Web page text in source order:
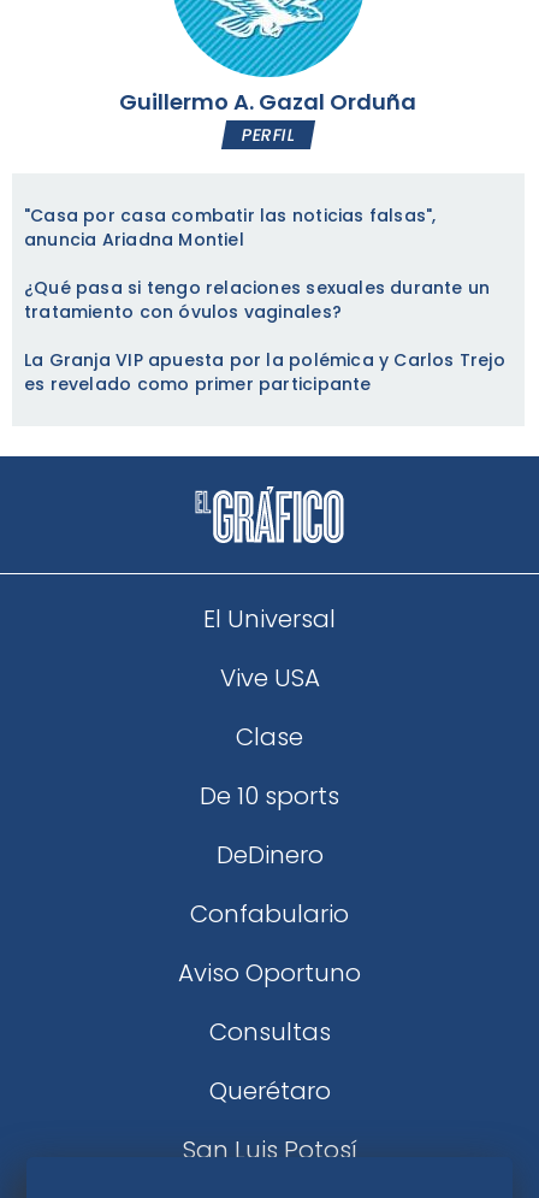
Guillermo A. Gazal Orduña
PERFIL
"Casa por casa combatir las noticias falsas",
anuncia Ariadna Montiel
¿Qué pasa si tengo relaciones sexuales durante un
tratamiento con óvulos vaginales?
La Granja VIP apuesta por la polémica y Carlos Trejo
es revelado como primer participante
El Universal
Vive USA
Clase
De 10 sports
DeDinero
Confabulario
Aviso Oportuno
Consultas
Querétaro
San Luis Potosí